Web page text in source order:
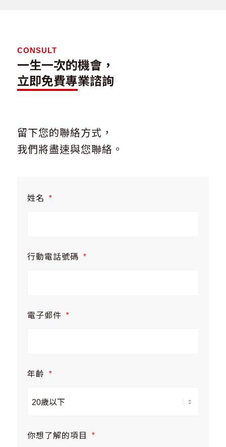
CONSULT
一生一次的機會，
立即免費專業諮詢
留下您的聯絡方式，
我們將盡速與您聯絡。
姓名 *
行動電話號碼 *
電子郵件 *
年齡 *
你想了解的項目 *